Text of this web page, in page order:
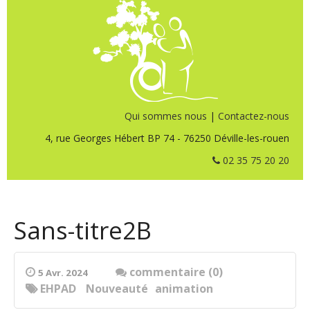
Qui sommes nous | Contactez-nous
4, rue Georges Hébert BP 74 - 76250 Déville-les-rouen
02 35 75 20 20
Sans-titre2B
5 Avr. 2024
commentaire (0)
animation
EHPAD Nouveauté